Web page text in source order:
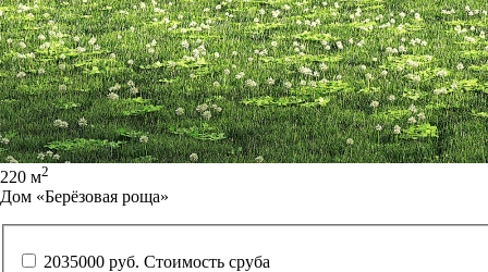
220 м2
Дом «Берёзовая роща»
2035000 руб. Стоимость сруба